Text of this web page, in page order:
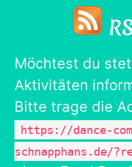
Möchtest du
Aktivitäten
Bitte trage die
https://dance-
schnapphans.de/